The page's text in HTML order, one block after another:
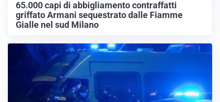
65.000 capi di abbigliamento contraffatti
griffato Armani sequestrato dalle Fiamme
Gialle nel sud Milano